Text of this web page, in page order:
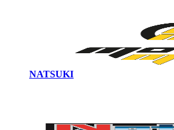
NATSUKI